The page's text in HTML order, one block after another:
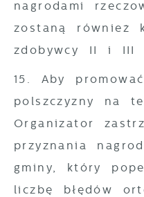
nagrodami
zostaną również
zdobywcy II i III
15. Aby
polszczyzny na
Organizator
przyznania
gminy, który
liczbę błędów